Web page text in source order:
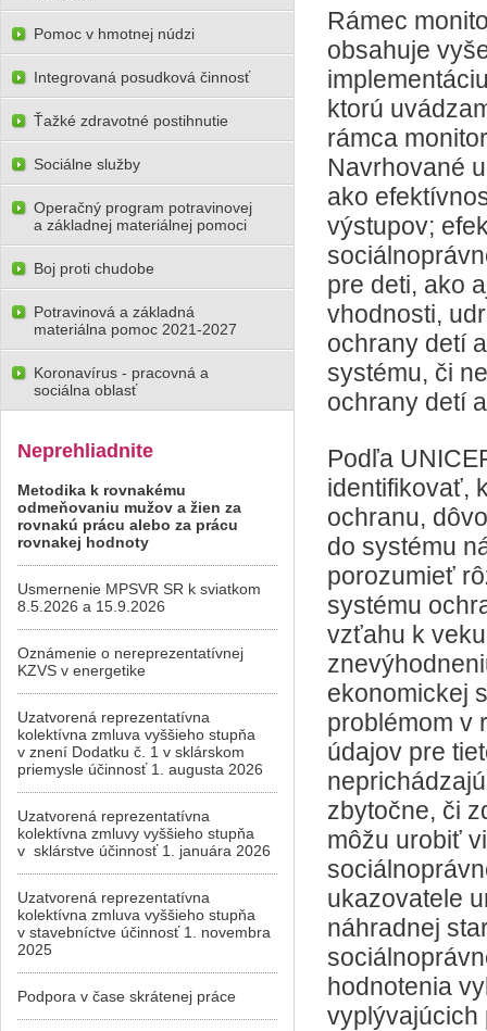
Rámec
obsahuje
ktorú
rámca
Navrhované
ako
výstupov;
pre deti, ako
vhodnosti,
ochrany detí
systému, či
ochrany detí
Podľa
identifikovať,
ochranu,
do systému
porozumieť
systému
vzťahu k
ekonomickej
problémom v
údajov pre
zbytočne, či
môžu urobiť
ukazovatele
náhradnej
hodnotenia
vyplývajúcich
Pomoc v hmotnej núdzi
Integrovaná posudková činnosť
Ťažké zdravotné postihnutie
Sociálne služby
Operačný program potravinovej
a základnej materiálnej pomoci
Boj proti chudobe
Potravinová a základná
materiálna pomoc 2021-2027
Koronavírus - pracovná a
sociálna oblasť
Neprehliadnite
Metodika k rovnakému
odmeňovaniu mužov a žien za
rovnakú prácu alebo za prácu
rovnakej hodnoty
Usmernenie MPSVR SR k sviatkom
8.5.2026 a 15.9.2026
Oznámenie o nereprezentatívnej
KZVS v energetike
Uzatvorená reprezentatívna
kolektívna zmluva vyššieho stupňa
v znení Dodatku č. 1 v sklárskom
priemysle účinnosť 1. augusta 2026
Uzatvorená reprezentatívna
kolektívna zmluvy vyššieho stupňa
v sklárstve účinnosť 1. januára 2026
Uzatvorená reprezentatívna
kolektívna zmluva vyššieho stupňa
v stavebníctve účinnosť 1. novembra
2025
Podpora v čase skrátenej práce